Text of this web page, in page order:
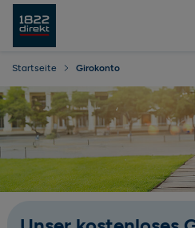
Startseite Girokonto